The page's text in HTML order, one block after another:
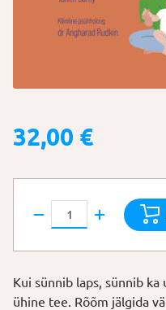
32,00 €
Raamat
"Kuidas
beebid
kogus
Kui sünnib laps, sünnib ka
ühine tee. Rõõm jälgida